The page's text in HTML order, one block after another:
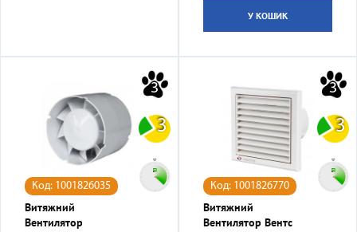
У КОШИК
3
3
Код: 1001826035
Витяжний
Вентилятор
3
3
Код: 1001826770
Витяжний
Вентилятор Вентс